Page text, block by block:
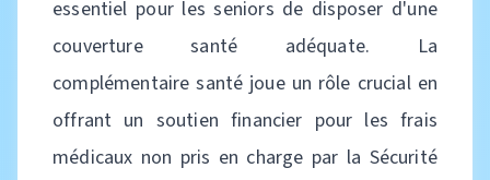
essentiel pour les seniors de disposer d'une
couverture santé adéquate. La
complémentaire santé joue un rôle crucial en
offrant un soutien financier pour les frais
médicaux non pris en charge par la Sécurité